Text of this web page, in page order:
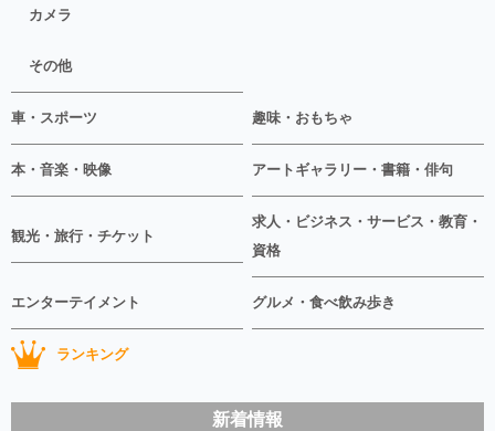
カメラ
その他
車・スポーツ 趣味・おもちゃ
本・音楽・映像 アートギャラリー・書籍・俳句
観光・旅行・チケット
求人・ビジネス・サービス・教育・
資格
エンターテイメント グルメ・食べ飲み歩き
ランキング
新着情報